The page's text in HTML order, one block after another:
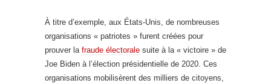
À titre d’exemple, aux États-Unis, de nombreuses
organisations « patriotes » furent créées pour
prouver la fraude électorale suite à la « victoire » de
Joe Biden à l’élection présidentielle de 2020. Ces
organisations mobilisèrent des milliers de citoyens,